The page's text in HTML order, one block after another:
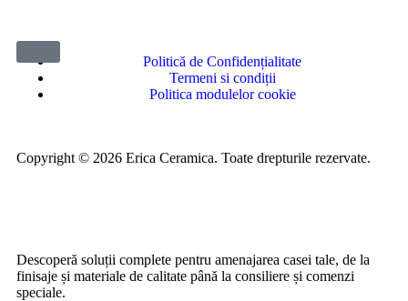
Politică de Confidențialitate
Termeni si condiții
Politica modulelor cookie
Copyright © 2026 Erica Ceramica. Toate drepturile rezervate.
Descoperă soluții complete pentru amenajarea casei tale, de la
finisaje și materiale de calitate până la consiliere și comenzi
speciale.